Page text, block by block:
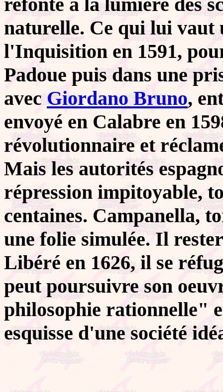
naturelle. Ce qui lui vaut
l'Inquisition en 1591,
Padoue puis dans une
avecGiordano Bruno,
envoyé en Calabre en
révolutionnaire et
Mais les autorités
répression impitoyable,
centaines. Campanella,
une folie simulée. Il
Libéré en 1626, il se
peut poursuivre son
philosophie rationnelle"
esquisse d'une société